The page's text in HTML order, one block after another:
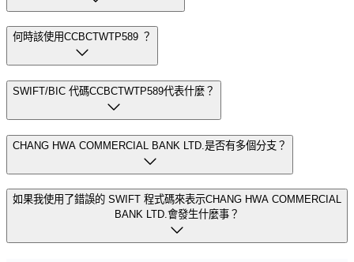
何時該使用CCBCTWTP589 ？
SWIFT/BIC 代碼CCBCTWTP589代表什麼？
CHANG HWA COMMERCIAL BANK LTD.是否有多個分支？
如果我使用了錯誤的 SWIFT 程式碼來表示CHANG HWA COMMERCIAL
BANK LTD.會發生什麼事？